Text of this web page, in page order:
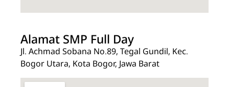
Alamat SMP Full Day
Jl. Achmad Sobana No.89, Tegal Gundil, Kec.
Bogor Utara, Kota Bogor, Jawa Barat